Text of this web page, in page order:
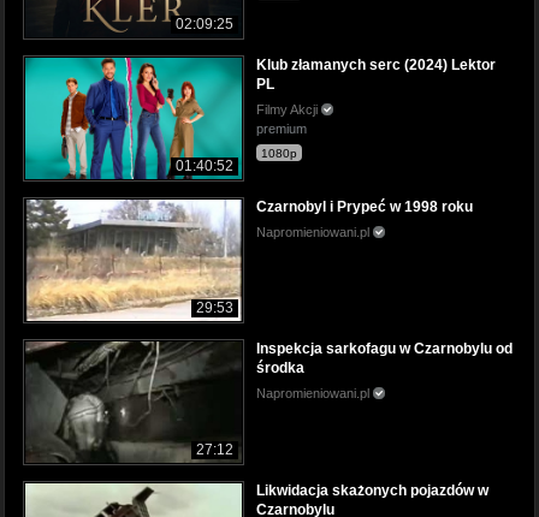
02:09:25
01:40:52
Klub złamanych serc (2024) Lektor
PL
Filmy Akcji
premium
1080p
29:53
Czarnobyl i Prypeć w 1998 roku
Napromieniowani.pl
27:12
Inspekcja sarkofagu w Czarnobylu od
środka
Napromieniowani.pl
Likwidacja skażonych pojazdów w
Czarnobylu